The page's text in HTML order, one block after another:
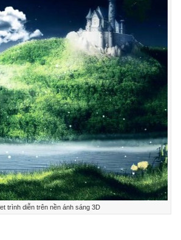
trình diễn trên nền ánh sáng 3D